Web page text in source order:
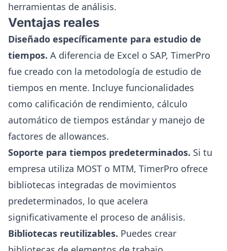
herramientas de análisis.
Ventajas reales
Diseñado específicamente para estudio de
tiempos. A diferencia de Excel o SAP, TimerPro
fue creado con la metodología de estudio de
tiempos en mente. Incluye funcionalidades
como calificación de rendimiento, cálculo
automático de tiempos estándar y manejo de
factores de allowances.
Soporte para tiempos predeterminados. Si tu
empresa utiliza MOST o MTM, TimerPro ofrece
bibliotecas integradas de movimientos
predeterminados, lo que acelera
significativamente el proceso de análisis.
Bibliotecas reutilizables. Puedes crear